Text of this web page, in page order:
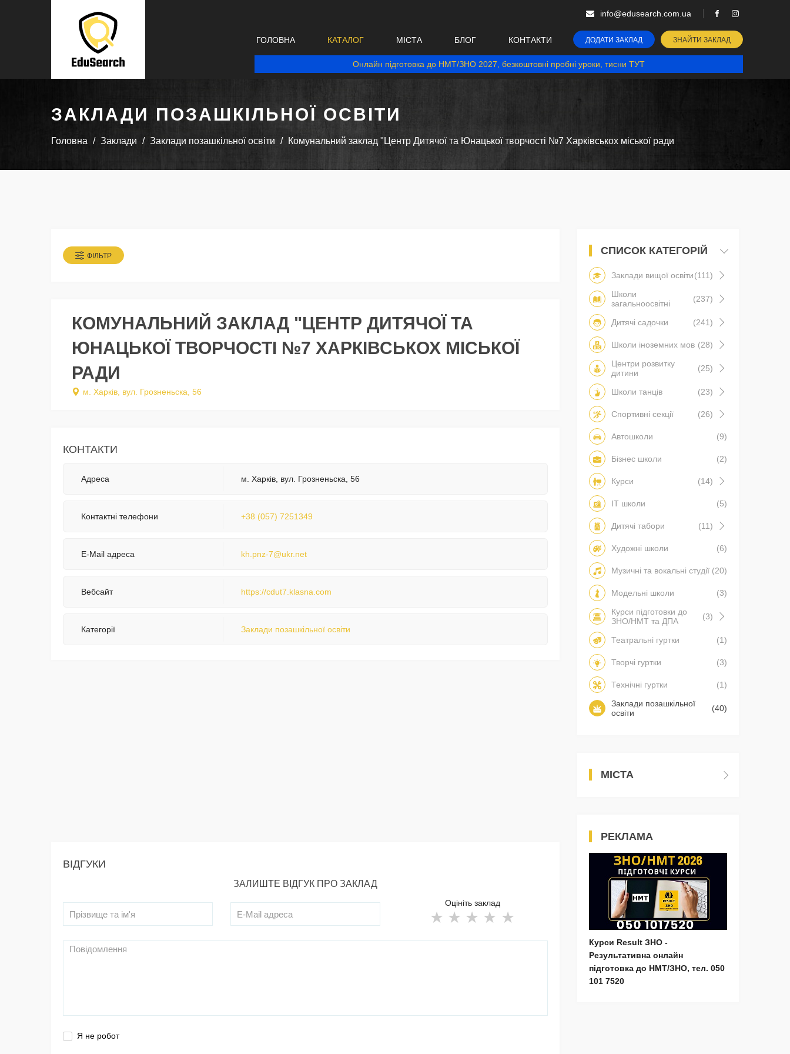
info@edusearch.com.ua
ГОЛОВНА КАТАЛОГ МІСТА БЛОГ КОНТАКТИ ДОДАТИ ЗАКЛАД ЗНАЙТИ ЗАКЛАД
Онлайн підготовка до НМТ/ЗНО 2027, безкоштовні пробні уроки, тисни ТУТ
ЗАКЛАДИ ПОЗАШКІЛЬНОЇ ОСВІТИ
Головна Заклади Заклади позашкільної освіти Комунальний заклад "Центр Дитячої та Юнацької творчості №7 Харківськох міської ради
ФІЛЬТР
КОМУНАЛЬНИЙ ЗАКЛАД "ЦЕНТР ДИТЯЧОЇ ТА
ЮНАЦЬКОЇ ТВОРЧОСТІ №7 ХАРКІВСЬКОХ МІСЬКОЇ
РАДИ
м. Харків, вул. Грозненьска, 56
КОНТАКТИ
Адреса м. Харків, вул. Грозненьска, 56
Контактні телефони +38 (057) 7251349
E-Mail адреса kh.pnz-7@ukr.net
Вебсайт https://cdut7.klasna.com
Категорії Заклади позашкільної освіти
ВІДГУКИ
ЗАЛИШТЕ ВІДГУК ПРО ЗАКЛАД
Оцініть заклад
Я не робот
СПИСОК КАТЕГОРІЙ
Заклади вищої освіти(111)
Школи
загальноосвітні
(237)
Дитячі садочки (241)
Школи іноземних мов (28)
Центри розвитку
дитини
(25)
Школи танців (23)
Спортивні секції (26)
Автошколи (9)
Бізнес школи (2)
Курси (14)
IT школи (5)
Дитячі табори (11)
Художні школи (6)
Музичні та вокальні студії (20)
Модельні школи
(3)
Курси підготовки до
ЗНО/НМТ та ДПА
(3)
Театральні гуртки (1)
Творчі гуртки (3)
Технічні гуртки
(1)
Заклади позашкільної
освіти
(40)
МІСТА
РЕКЛАМА
Курси Result ЗНО -
Результативна онлайн
підготовка до НМТ/ЗНО, тел. 050
101 7520